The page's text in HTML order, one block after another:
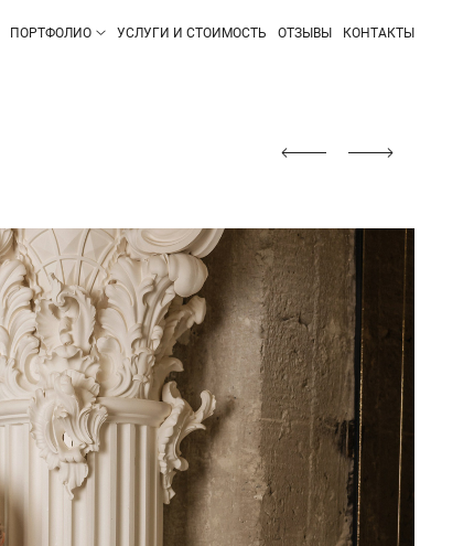
ПОРТФОЛИО УСЛУГИ И СТОИМОСТЬ ОТЗЫВЫ КОНТАКТЫ